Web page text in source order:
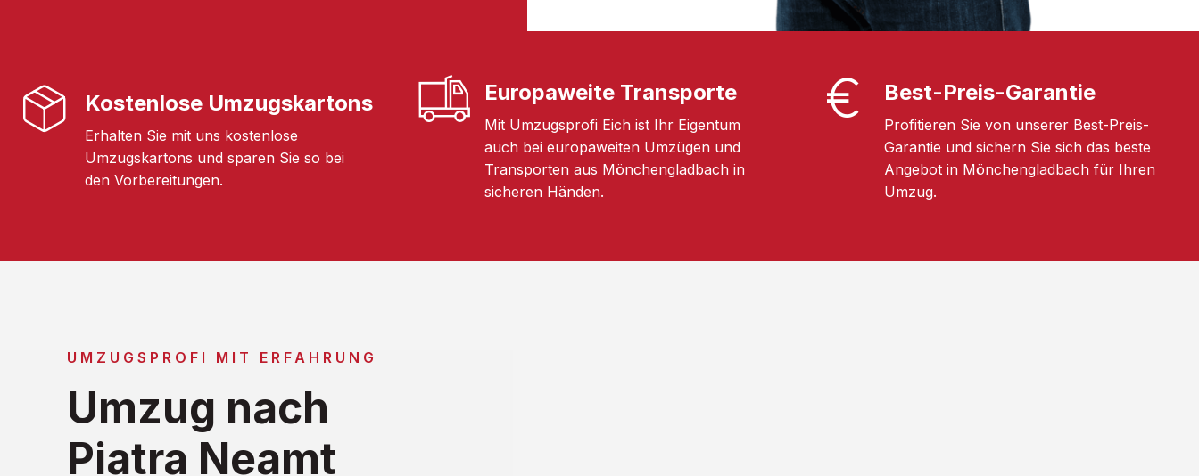
Kostenlose Umzugskartons
Erhalten Sie mit uns kostenlose
Umzugskartons und sparen Sie so bei
den Vorbereitungen.
Europaweite Transporte
Mit Umzugsprofi Eich ist Ihr Eigentum
auch bei europaweiten Umzügen und
Transporten aus Mönchengladbach in
sicheren Händen.
Best-Preis-Garantie
Profitieren Sie von unserer Best-Preis-
Garantie und sichern Sie sich das beste
Angebot in Mönchengladbach für Ihren
Umzug.
UMZUGSPROFI MIT ERFAHRUNG
Umzug nach
Piatra Neamt